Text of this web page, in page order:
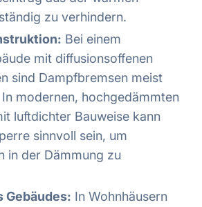
zu verhindern.
Bei einem
mit diffusionsoffenen
sind Dampfbremsen meist
modernen, hochgedämmten
luftdichter Bauweise kann
sinnvoll sein, um
in der Dämmung zu
Gebäudes: In Wohnhäusern